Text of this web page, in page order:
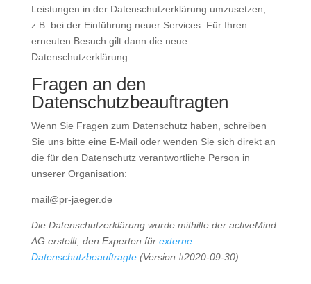
Leistungen in der Datenschutzerklärung umzusetzen,
z.B. bei der Einführung neuer Services. Für Ihren
erneuten Besuch gilt dann die neue
Datenschutzerklärung.
Fragen an den
Datenschutzbeauftragten
Wenn Sie Fragen zum Datenschutz haben, schreiben
Sie uns bitte eine E-Mail oder wenden Sie sich direkt an
die für den Datenschutz verantwortliche Person in
unserer Organisation:
mail@pr-jaeger.de
Die Datenschutzerklärung wurde mithilfe der activeMind
AG erstellt, den Experten für externe
Datenschutzbeauftragte(Version #2020-09-30).